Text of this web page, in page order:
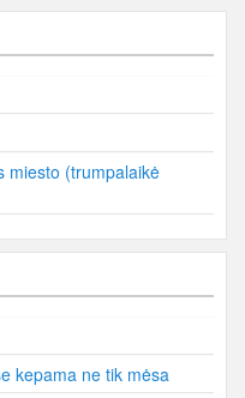
miesto (trumpalaikė
kepama ne tik mėsa